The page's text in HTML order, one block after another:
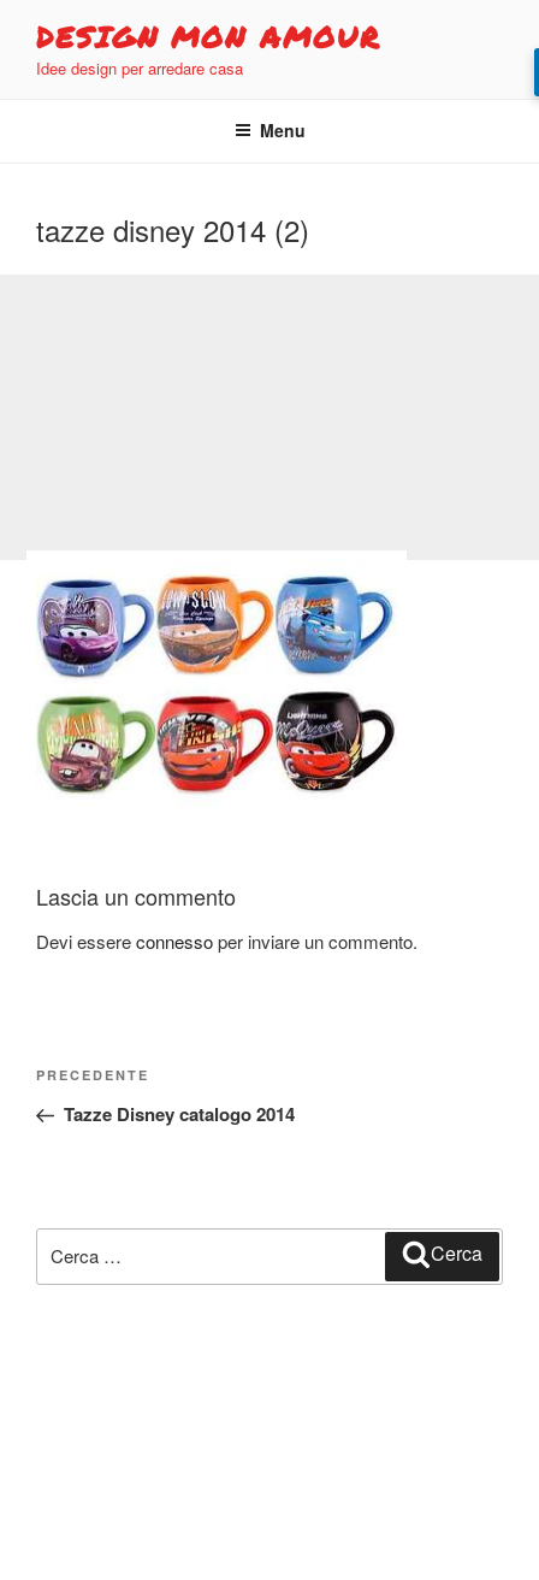
contenuto
DESIGN MON AMOUR
Idee design per arredare casa
Menu
tazze disney 2014 (2)
Lascia un commento
Devi essereconnessoper inviare un commento.
Navigazione
Articolo
precedente:
PRECEDENTE
Tazze Disney catalogo 2014
Cerca